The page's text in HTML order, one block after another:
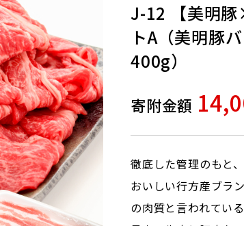
J-12 【美明
トA（美明豚
400g）
寄附金額
徹底した管理のもと
おいしい行方産ブラ
の肉質と言われてい